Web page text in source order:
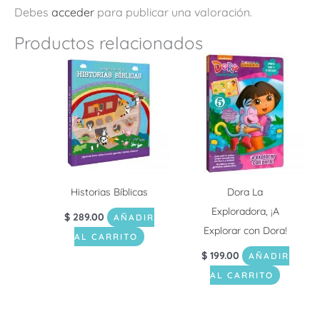
Debes acceder para publicar una valoración.
Productos relacionados
Historias Bíblicas
$ 289.00
AÑADIR
AL CARRITO
Dora La
Exploradora, ¡A
Explorar con Dora!
$199.00
AÑADIR
AL CARRITO